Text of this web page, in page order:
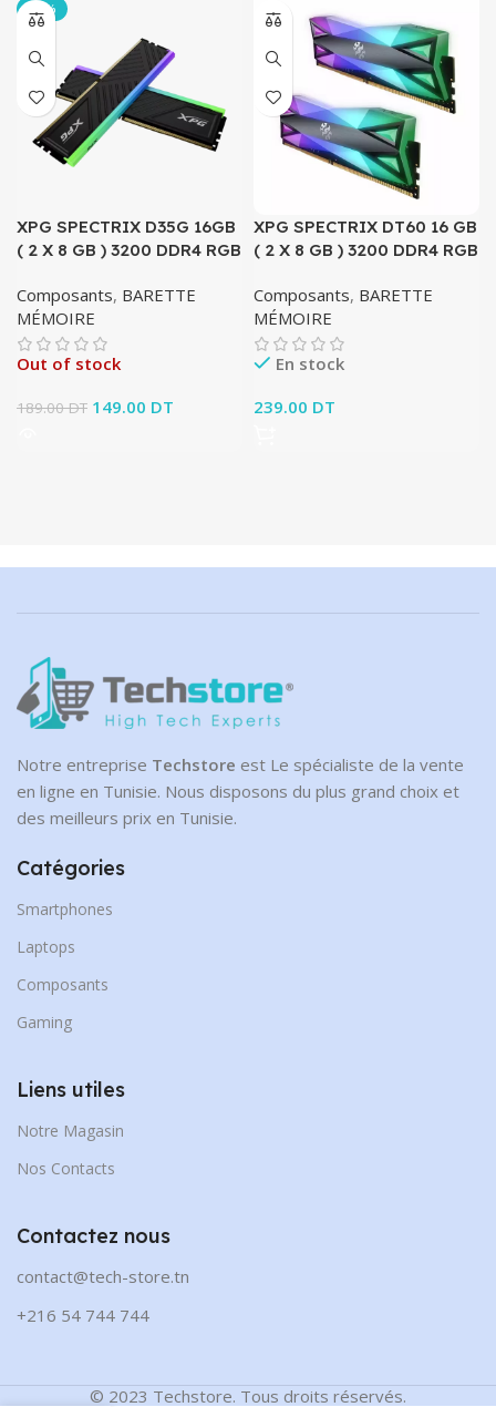
-21%
XPG SPECTRIX D35G 16GB
( 2 X 8 GB ) 3200 DDR4 RGB
Composants, BARETTE
MÉMOIRE
Out of stock
189.00DT Le prix initial était :
149.00 DT
XPG SPECTRIX DT60 16 GB
( 2 X 8 GB ) 3200 DDR4 RGB
Composants, BARETTE
MÉMOIRE
En stock
239.00 DT
Notre entreprise Techstore est Le spécialiste de la vente
en ligne en Tunisie. Nous disposons du plus grand choix et
des meilleurs prix en Tunisie.
Catégories
Smartphones
Laptops
Composants
Gaming
Liens utiles
Notre Magasin
Nos Contacts
Contactez nous
contact@tech-store.tn
+216 54 744 744
© 2023 Techstore. Tous droits réservés.